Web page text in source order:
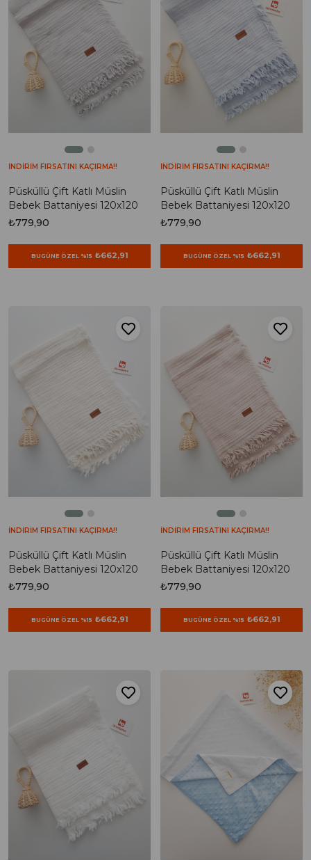
Püsküllü Çift Katlı Müslin
Bebek Battaniyesi 120x120
₺779,90
BUGÜNE ÖZEL %15 ₺662,91
İNDİRİM FIRSATINI KAÇIRMA!!
Püsküllü Çift Katlı Müslin
Bebek Battaniyesi 120x120
₺779,90
BUGÜNE ÖZEL %15 ₺662,91
İNDİRİM FIRSATINI KAÇIRMA!!
Püsküllü Çift Katlı Müslin
Bebek Battaniyesi 120x120
₺779,90
BUGÜNE ÖZEL %15 ₺662,91
İNDİRİM FIRSATINI KAÇIRMA!!
Püsküllü Çift Katlı Müslin
Bebek Battaniyesi 120x120
₺779,90
BUGÜNE ÖZEL %15 ₺662,91
İNDİRİM FIRSATINI KAÇIRMA!!